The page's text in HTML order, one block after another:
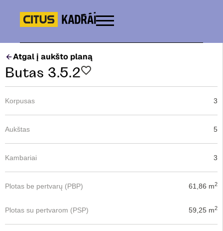
Atgal į aukšto planą
Butas 3.5.2
Korpusas 3
Aukštas 5
Kambariai 3
Plotas be pertvarų (PBP) 61,86 m2
Plotas su pertvarom (PSP) 59,25 m2